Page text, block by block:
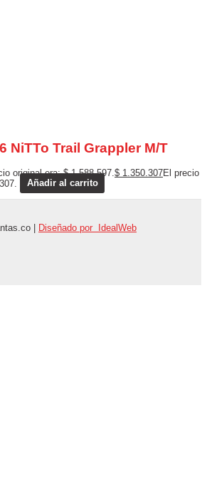
NiTTo Trail Grappler M/T
original era: $ 1.588.597. $ 1.350.307El precio
Añadir al carrito
| Diseñado por IdealWeb